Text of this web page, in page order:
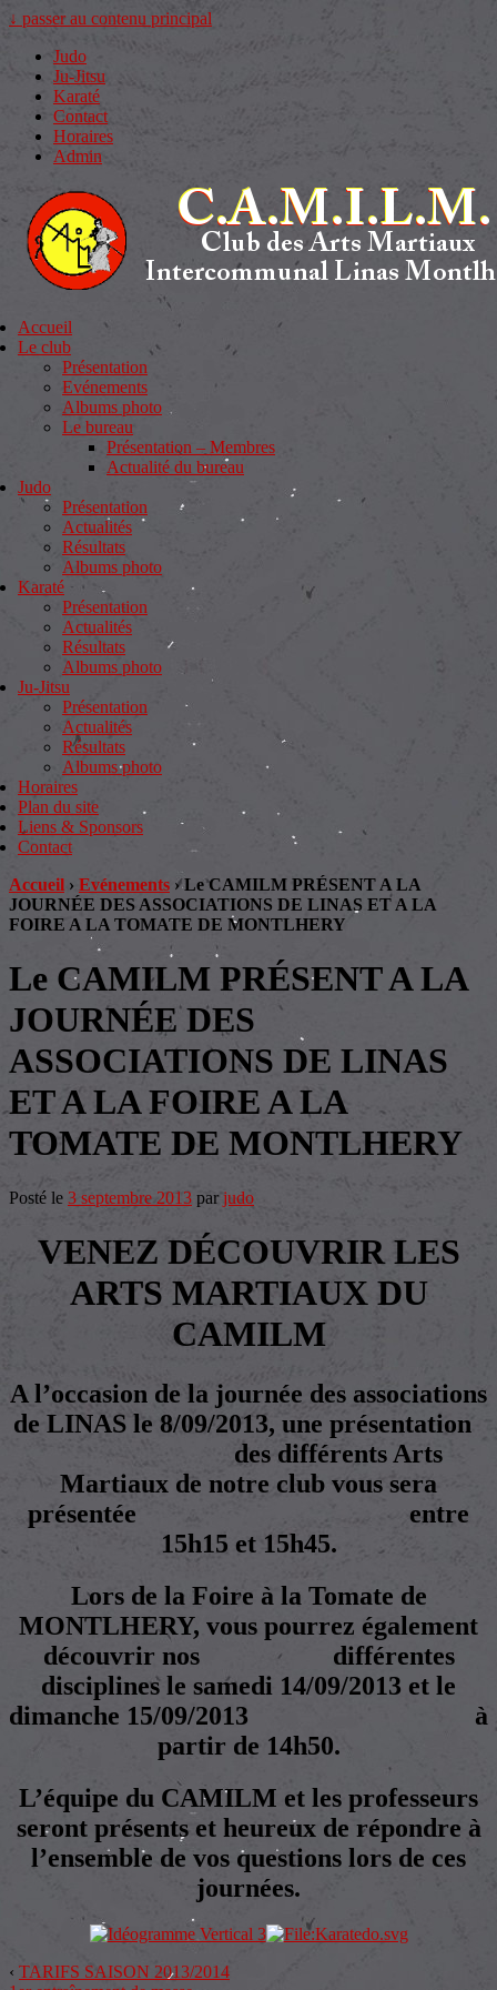
↓ passer au contenu principal
Judo
Ju-Jitsu
Karaté
Contact
Horaires
Admin
Accueil
Le club
Présentation
Evénements
Albums photo
Le bureau
Présentation – Membres
Actualité du bureau
Judo
Présentation
Actualités
Résultats
Albums photo
Karaté
Présentation
Actualités
Résultats
Albums photo
Ju-Jitsu
Présentation
Actualités
Résultats
Albums photo
Horaires
Plan du site
Liens & Sponsors
Contact
Accueil › Evénements › Le CAMILM PRÉSENT A LA
JOURNÉE DES ASSOCIATIONS DE LINAS ET A LA
FOIRE A LA TOMATE DE MONTLHERY
Le CAMILM PRÉSENT A LA
JOURNÉE DES
ASSOCIATIONS DE LINAS
ET A LA FOIRE A LA
TOMATE DE MONTLHERY
Posté le 3 septembre 2013 par judo
VENEZ DÉCOUVRIR LES
ARTS MARTIAUX DU
CAMILM
A l’occasion de la journée des associations
de LINAS le 8/09/2013, une présentation
des différents Arts
Martiaux de notre club vous sera
présentée entre
15h15 et 15h45.
Lors de la Foire à la Tomate de
MONTLHERY, vous pourrez également
découvrir nos différentes
disciplines le samedi 14/09/2013 et le
dimanche 15/09/2013 à
partir de 14h50.
L’équipe du CAMILM et les professeurs
seront présents et heureux de répondre à
l’ensemble de vos questions lors de ces
journées.
‹ TARIFS SAISON 2013/2014